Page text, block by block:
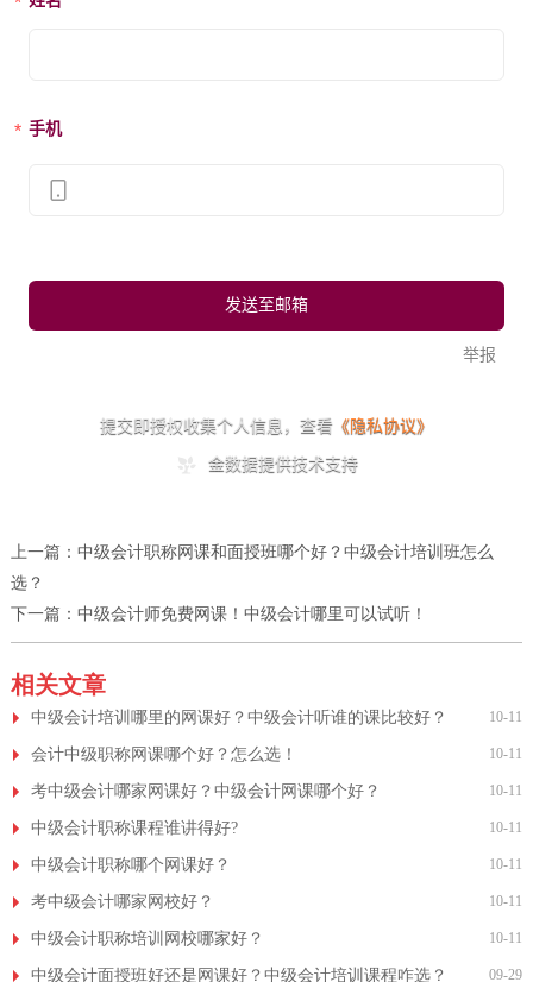
上一篇： 中级会计职称网课和面授班哪个好？中级会计培训班怎么
选？
下一篇： 中级会计师免费网课！中级会计哪里可以试听！
相关文章
中级会计培训哪里的网课好？中级会计听谁的课比较好？ 10-11
会计中级职称网课哪个好？怎么选！ 10-11
考中级会计哪家网课好？中级会计网课哪个好？ 10-11
中级会计职称课程谁讲得好? 10-11
中级会计职称哪个网课好？ 10-11
考中级会计哪家网校好？ 10-11
中级会计职称培训网校哪家好？ 10-11
中级会计面授班好还是网课好？中级会计培训课程咋选？ 09-29